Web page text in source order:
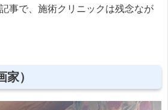
事で、施術クリニックは残念なが
）